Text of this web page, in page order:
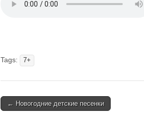
Tags: 7+
Post
← Новогодние детские песенки